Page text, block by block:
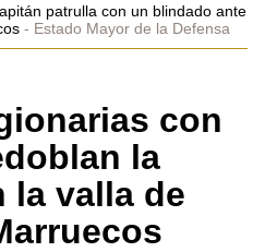
patrulla con un blindado ante
Estado Mayor de la Defensa
con
la
la valla de